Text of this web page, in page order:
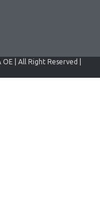
| All Right Reserved |